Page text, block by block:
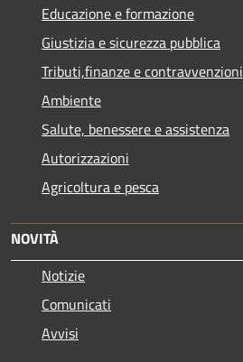
Educazione e formazione
Giustizia e sicurezza pubblica
Tributi,finanze e contravvenzioni
Ambiente
Salute, benessere e assistenza
Autorizzazioni
Agricoltura e pesca
NOVITÀ
Notizie
Comunicati
Avvisi